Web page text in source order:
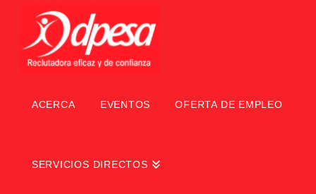
ACERCA EVENTOS OFERTA DE EMPLEO
SERVICIOS DIRECTOS